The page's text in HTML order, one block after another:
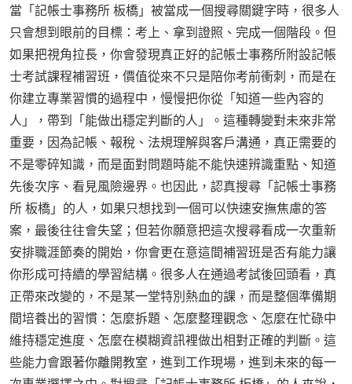
當「記帳士事務所 板橋」被當成一個搜尋關鍵字時，很多人
只會想到眼前的目標：考上、拿到證照、完成一個階段。但
如果把視角拉長，你會發現真正好的記帳士事務所附設記帳
士考試課程補習班，價值從來不只是陪你考前衝刺，而是在
你建立專業習慣的過程中，慢慢把你從「知道一些內容的
人」，帶到「能做出穩定判斷的人」。這種轉變對未來非常
重要，因為記帳、報稅、法規理解與客戶溝通，真正需要的
不是零碎知識，而是面對問題時能不能快速辨識重點、知道
先後次序、看見風險邊界。也因此，認真搜尋「記帳士事務
所 板橋」的人，如果只想找到一個可以快速安撫焦慮的答
案，最後往往會失望；但若你願意把這次搜尋看成一次重新
安排職涯節奏的開始，你會更在意這間補習班是否有能力讓
你形成可持續的學習結構。很多人在通過考試後回頭看，真
正帶來改變的，不是某一堂特別熱血的課，而是整個準備期
間培養出的習慣：怎麼拆題、怎麼整理觀念、怎麼在忙碌中
維持穩定進度、怎麼在模糊資訊裡做出相對正確的判斷。這
些能力會跟著你離開教室，進到工作現場，進到未來的每一